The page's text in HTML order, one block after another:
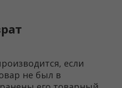
если
не был в